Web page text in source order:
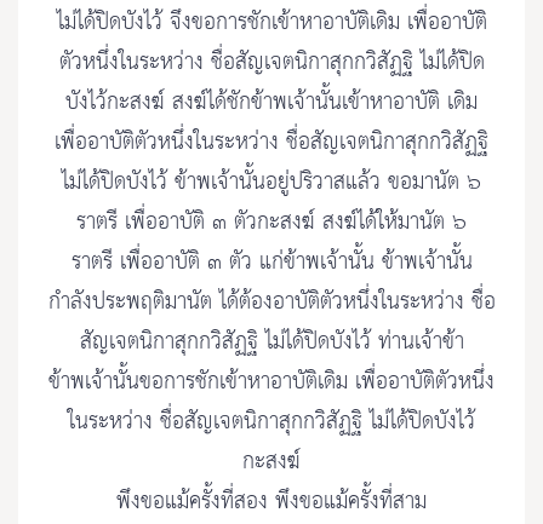
ไม่ได้ปิดบังไว้ จึงขอการชักเข้าหาอาบัติเดิม เพื่ออาบัติ
ตัวหนึ่งในระหว่าง ชื่อสัญเจตนิกาสุกกวิสัฏฐิ ไม่ได้ปิด
บังไว้กะสงฆ์ สงฆ์ได้ชักข้าพเจ้านั้นเข้าหาอาบัติ เดิม
เพื่ออาบัติตัวหนึ่งในระหว่าง ชื่อสัญเจตนิกาสุกกวิสัฏฐิ
ไม่ได้ปิดบังไว้ ข้าพเจ้านั้นอยู่ปริวาสแล้ว ขอมานัต ๖
ราตรี เพื่ออาบัติ ๓ ตัวกะสงฆ์ สงฆ์ได้ให้มานัต ๖
ราตรี เพื่ออาบัติ ๓ ตัว แก่ข้าพเจ้านั้น ข้าพเจ้านั้น
กำลังประพฤติมานัต ได้ต้องอาบัติตัวหนึ่งในระหว่าง ชื่อ
สัญเจตนิกาสุกกวิสัฏฐิ ไม่ได้ปิดบังไว้ ท่านเจ้าข้า
ข้าพเจ้านั้นขอการชักเข้าหาอาบัติเดิม เพื่ออาบัติตัวหนึ่ง
ในระหว่าง ชื่อสัญเจตนิกาสุกกวิสัฏฐิ ไม่ได้ปิดบังไว้
กะสงฆ์
พึงขอแม้ครั้งที่สอง พึงขอแม้ครั้งที่สาม